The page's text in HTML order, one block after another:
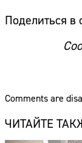
Поделиться в
Comments are
ЧИТАЙТЕ